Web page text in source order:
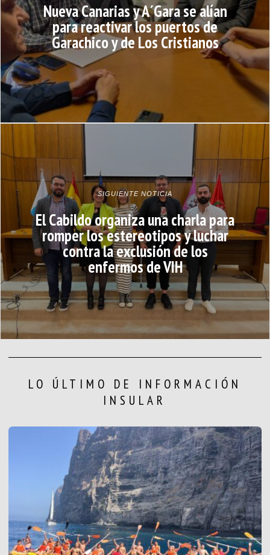
Nueva Canarias y A´Gara se alían
para reactivar los puertos de
Garachico y de Los Cristianos
SIGUIENTE NOTICIA
El Cabildo organiza una charla para
romper los estereotipos y luchar
contra la exclusión de los
enfermos de VIH
LO ÚLTIMO DE INFORMACIÓN
INSULAR